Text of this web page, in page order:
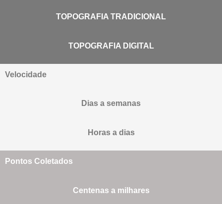
TOPOGRAFIA TRADICIONAL
TOPOGRAFIA DIGITAL
Velocidade
Dias a semanas
Horas a dias
Pontos Coletados
Centenas a milhares